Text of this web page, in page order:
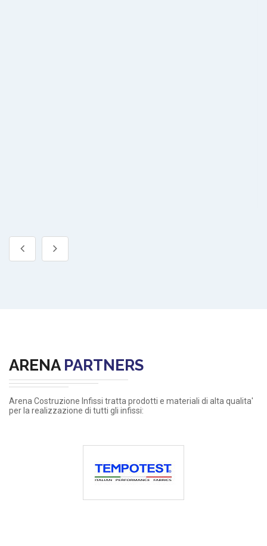
ARENA PARTNERS
Arena Costruzione Infissi tratta prodotti e materiali di alta qualita'
per la realizzazione di tutti gli infissi: